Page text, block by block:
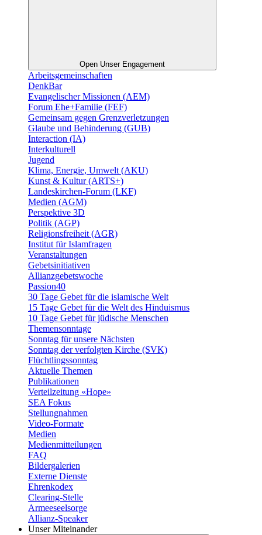
Open Unser Engagement
Arbeitsgemeinschaften
DenkBar
Evangelischer Missionen (AEM)
Forum Ehe+Familie (FEF)
Gemeinsam gegen Grenzverletzungen
Glaube und Behinderung (GUB)
Interaction (IA)
Interkulturell
Jugend
Klima, Energie, Umwelt (AKU)
Kunst & Kultur (ARTS+)
Landeskirchen-Forum (LKF)
Medien (AGM)
Perspektive 3D
Politik (AGP)
Religionsfreiheit (AGR)
Institut für Islamfragen
Veranstaltungen
Gebetsinitiativen
Allianzgebetswoche
Passion40
30 Tage Gebet für die islamische Welt
15 Tage Gebet für die Welt des Hinduismus
10 Tage Gebet für jüdische Menschen
Themensonntage
Sonntag für unsere Nächsten
Sonntag der verfolgten Kirche (SVK)
Flüchtlingssonntag
Aktuelle Themen
Publikationen
Verteilzeitung «Hope»
SEA Fokus
Stellungnahmen
Video-Formate
Medien
Medienmitteilungen
FAQ
Bildergalerien
Externe Dienste
Ehrenkodex
Clearing-Stelle
Armeeseelsorge
Allianz-Speaker
Unser Miteinander